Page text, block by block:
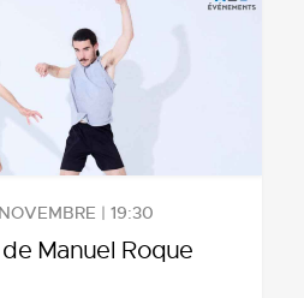
| 19:30
Manuel Roque